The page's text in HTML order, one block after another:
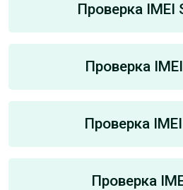
Проверка IMEI
Проверка
Проверка
Проверка